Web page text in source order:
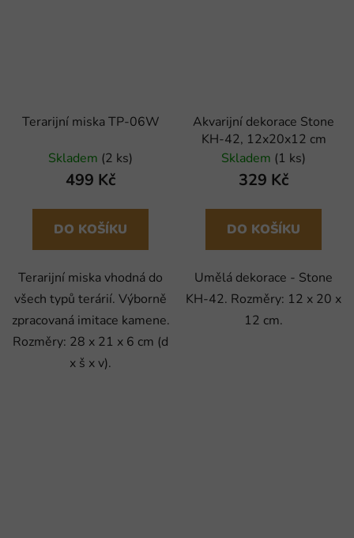
Terarijní miska TP-06W
Skladem (2 ks)
499 Kč
DO KOŠÍKU
Terarijní miska vhodná do
všech typů terárií. Výborně
zpracovaná imitace kamene.
Rozměry: 28 x 21 x 6 cm (d
x š x v).
Akvarijní dekorace Stone
KH-42, 12x20x12 cm
Skladem (1 ks)
329 Kč
DO KOŠÍKU
Umělá dekorace - Stone
KH-42. Rozměry: 12 x 20 x
12 cm.